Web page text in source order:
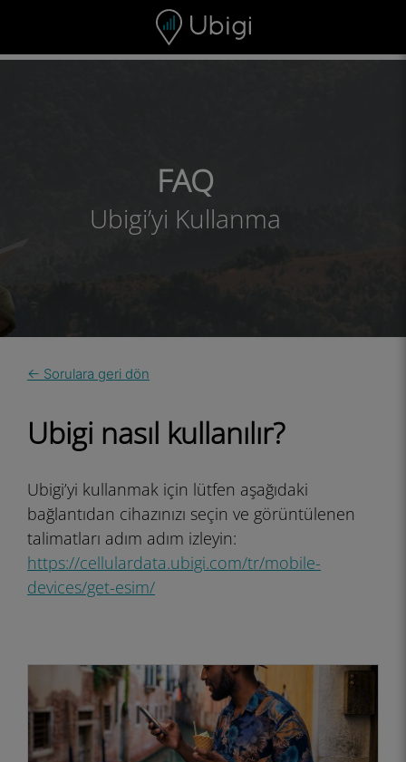
Gezinme çubuğu Alt bilgi
FAQ
Ubigi’yi Kullanma
← Sorulara geri dön
Ubigi nasıl kullanılır?
Ubigi’yi kullanmak için lütfen aşağıdaki
bağlantıdan cihazınızı seçin ve görüntülenen
talimatları adım adım izleyin:
https://cellulardata.ubigi.com/tr/mobile-
devices/get-esim/